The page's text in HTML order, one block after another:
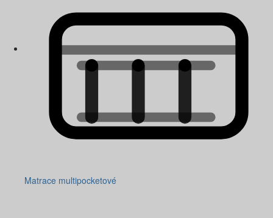
Matrace multipocketové